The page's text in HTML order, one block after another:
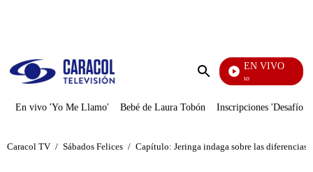
Enviar
EN VIVO
Yo Me Llamo
En vivo 'Yo Me Llamo' Bebé de Laura Tobón Inscripciones 'Desafío'
Caracol TV / Sábados Felices / Capítulo: Jeringa indaga sobre las diferencias